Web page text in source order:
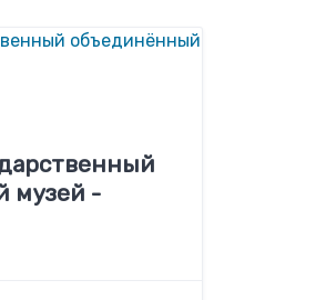
музей -